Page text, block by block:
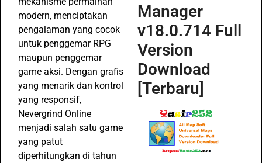
modern, menciptakan
pengalaman yang cocok
untuk penggemar RPG
maupun penggemar
game aksi. Dengan grafis
yang menarik dan kontrol
yang responsif,
Nevergrind Online
menjadi salah satu game
yang patut
diperhitungkan di tahun
Manager
v18.0.714 Full
Version
Download
[Terbaru]